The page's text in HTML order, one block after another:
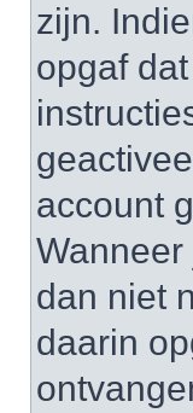
zijn.
opgaf
account
dan niet
daarin